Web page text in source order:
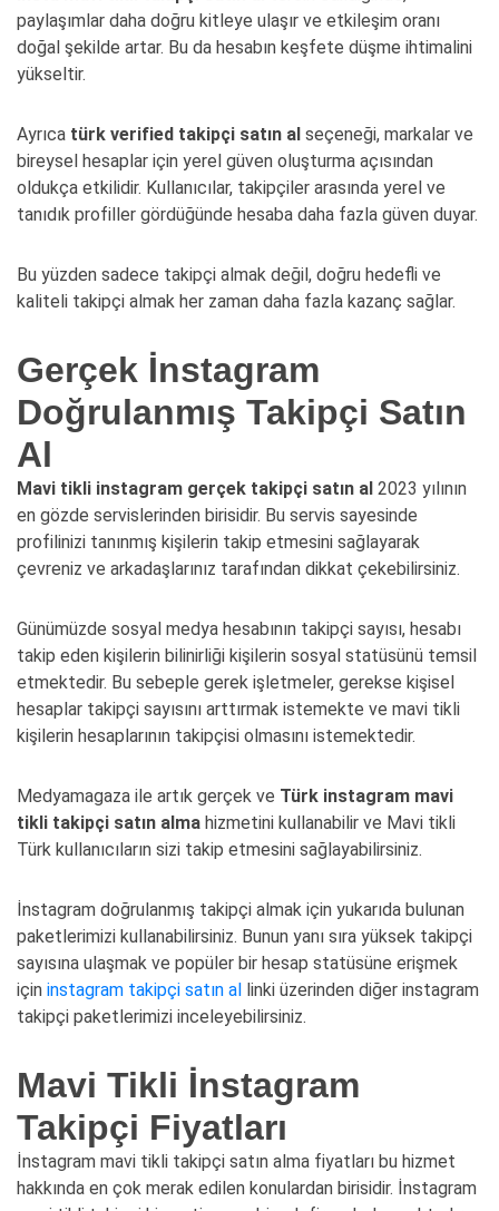
paylaşımlar daha doğru kitleye ulaşır ve etkileşim oranı
doğal şekilde artar. Bu da hesabın keşfete düşme ihtimalini
yükseltir.
Ayrıca türk verified takipçi satın al seçeneği, markalar ve
bireysel hesaplar için yerel güven oluşturma açısından
oldukça etkilidir. Kullanıcılar, takipçiler arasında yerel ve
tanıdık profiller gördüğünde hesaba daha fazla güven duyar.
Bu yüzden sadece takipçi almak değil, doğru hedefli ve
kaliteli takipçi almak her zaman daha fazla kazanç sağlar.
Gerçek İnstagram
Doğrulanmış Takipçi Satın
Al
Mavi tikli instagram gerçek takipçi satın al 2023 yılının
en gözde servislerinden birisidir. Bu servis sayesinde
profilinizi tanınmış kişilerin takip etmesini sağlayarak
çevreniz ve arkadaşlarınız tarafından dikkat çekebilirsiniz.
Günümüzde sosyal medya hesabının takipçi sayısı, hesabı
takip eden kişilerin bilinirliği kişilerin sosyal statüsünü temsil
etmektedir. Bu sebeple gerek işletmeler, gerekse kişisel
hesaplar takipçi sayısını arttırmak istemekte ve mavi tikli
kişilerin hesaplarının takipçisi olmasını istemektedir.
Medyamagaza ile artık gerçek ve Türk instagram mavi
tikli takipçi satın alma hizmetini kullanabilir ve Mavi tikli
Türk kullanıcıların sizi takip etmesini sağlayabilirsiniz.
İnstagram doğrulanmış takipçi almak için yukarıda bulunan
paketlerimizi kullanabilirsiniz. Bunun yanı sıra yüksek takipçi
sayısına ulaşmak ve popüler bir hesap statüsüne erişmek
için instagram takipçi satın al linki üzerinden diğer instagram
takipçi paketlerimizi inceleyebilirsiniz.
Mavi Tikli İnstagram
Takipçi Fiyatları
İnstagram mavi tikli takipçi satın alma fiyatları bu hizmet
hakkında en çok merak edilen konulardan birisidir. İnstagram